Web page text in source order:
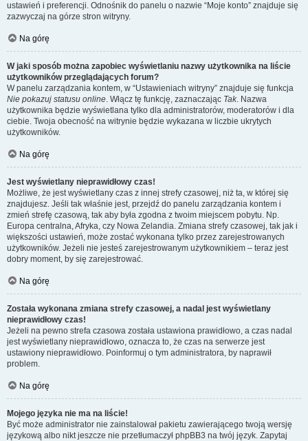
ustawień i preferencji. Odnośnik do panelu o nazwie “Moje konto” znajduje się
zazwyczaj na górze stron witryny.
Na górę
W jaki sposób można zapobiec wyświetlaniu nazwy użytkownika na liście
użytkowników przeglądających forum?
W panelu zarządzania kontem, w “Ustawieniach witryny” znajduje się funkcja
Nie pokazuj statusu online. Włącz tę funkcję, zaznaczając Tak. Nazwa
użytkownika będzie wyświetlana tylko dla administratorów, moderatorów i dla
ciebie. Twoja obecność na witrynie będzie wykazana w liczbie ukrytych
użytkowników.
Na górę
Jest wyświetlany nieprawidłowy czas!
Możliwe, że jest wyświetlany czas z innej strefy czasowej, niż ta, w której się
znajdujesz. Jeśli tak właśnie jest, przejdź do panelu zarządzania kontem i
zmień strefę czasową, tak aby była zgodna z twoim miejscem pobytu. Np.
Europa centralna, Afryka, czy Nowa Zelandia. Zmiana strefy czasowej, tak jak i
większości ustawień, może zostać wykonana tylko przez zarejestrowanych
użytkowników. Jeżeli nie jesteś zarejestrowanym użytkownikiem – teraz jest
dobry moment, by się zarejestrować.
Na górę
Została wykonana zmiana strefy czasowej, a nadal jest wyświetlany
nieprawidłowy czas!
Jeżeli na pewno strefa czasowa została ustawiona prawidłowo, a czas nadal
jest wyświetlany nieprawidłowo, oznacza to, że czas na serwerze jest
ustawiony nieprawidłowo. Poinformuj o tym administratora, by naprawił
problem.
Na górę
Mojego języka nie ma na liście!
Być może administrator nie zainstalował pakietu zawierającego twoją wersję
językową albo nikt jeszcze nie przetłumaczył phpBB3 na twój język. Zapytaj